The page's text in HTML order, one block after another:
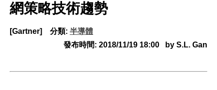
網策略技術趨勢
[Gartner] 分類: 半導體
發布時間: 2018/11/19 18:00 by S.L. Gan